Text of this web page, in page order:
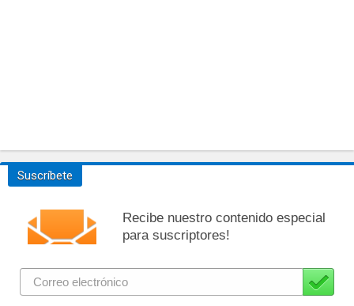
Suscríbete
Recibe nuestro contenido especial
para suscriptores!